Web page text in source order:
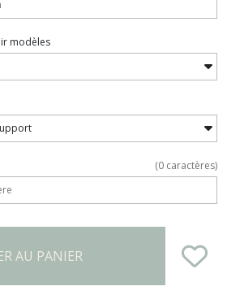
modèles
(0 caractères)
AU PANIER